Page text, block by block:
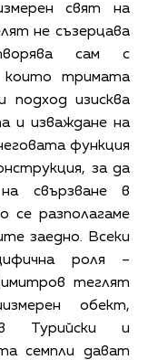
свят на
не съзерцава
сам с
тримата
подход изисква
и изваждане на
функция
за да
свързване в
се разполагаме
заедно. Всеки
роля –
теглят
обект,
Турийски и
семпли дават